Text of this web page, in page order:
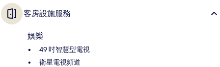
客房設施服務
娛樂
49 吋智慧型電視
衛星電視頻道